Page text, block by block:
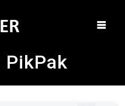
PikPak